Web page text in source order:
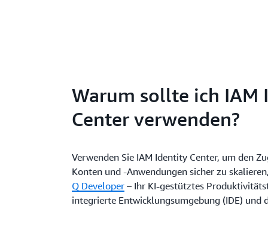
Warum sollte ich IAM
Center verwenden?
Verwenden Sie IAM Identity Center, um den
Konten und -Anwendungen sicher zu
Q Developer – Ihr KI-gestütztes
integrierte Entwicklungsumgebung (IDE) und